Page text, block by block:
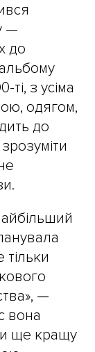
—
до
ті, з усіма
одягом,
до
—
вона
ще кращу